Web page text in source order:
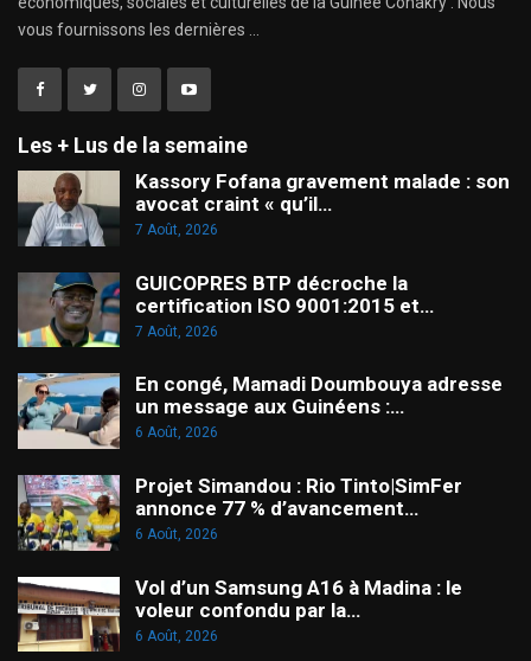
vous fournissons les dernières ...
Les + Lus de la semaine
Kassory Fofana gravement malade : son
avocat craint « qu’il…
7 Août, 2026
GUICOPRES BTP décroche la
certification ISO 9001:2015 et…
7 Août, 2026
En congé, Mamadi Doumbouya adresse
un message aux Guinéens :…
6 Août, 2026
Projet Simandou : Rio Tinto|SimFer
annonce 77 % d’avancement…
6 Août, 2026
Vol d’un Samsung A16 à Madina : le
voleur confondu par la…
6 Août, 2026